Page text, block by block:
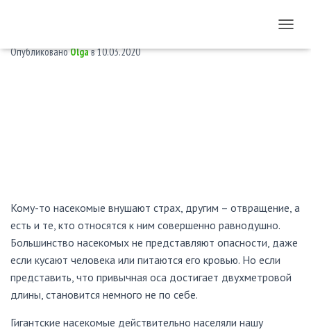
Е
В
А
И
ОпубликованоOlgaв10.03.2020
Кому-то насекомые внушают страх, другим – отвращение, а
есть и те, кто относятся к ним совершенно равнодушно.
Большинство насекомых не представляют опасности, даже
если кусают человека или питаются его кровью. Но если
представить, что привычная оса достигает двухметровой
длины, становится немного не по себе.
Гигантские насекомые действительно населяли нашу